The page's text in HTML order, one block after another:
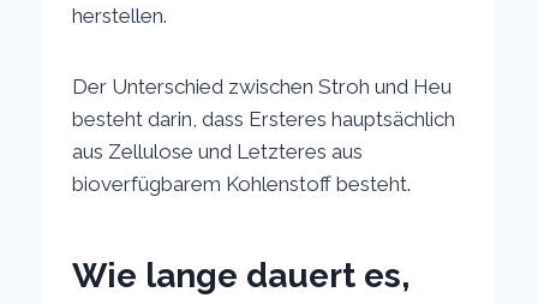
herstellen.
Der Unterschied zwischen Stroh und Heu
besteht darin, dass Ersteres hauptsächlich
aus Zellulose und Letzteres aus
bioverfügbarem Kohlenstoff besteht.
Wie lange dauert es,